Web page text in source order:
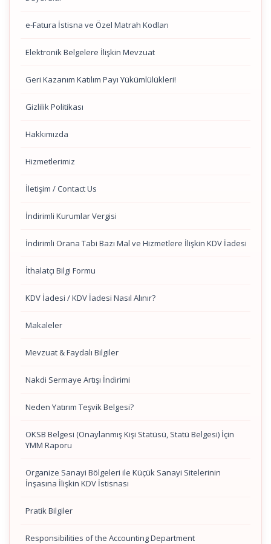
e-Fatura İstisna ve Özel Matrah Kodları
Elektronik Belgelere İlişkin Mevzuat
Geri Kazanım Katılım Payı Yükümlülükleri!
Gizlilik Politikası
Hakkımızda
Hizmetlerimiz
İletişim / Contact Us
İndirimli Kurumlar Vergisi
İndirimli Orana Tabi Bazı Mal ve Hizmetlere İlişkin KDV İadesi
İthalatçı Bilgi Formu
KDV İadesi / KDV İadesi Nasıl Alınır?
Makaleler
Mevzuat & Faydalı Bilgiler
Nakdi Sermaye Artışı İndirimi
Neden Yatırım Teşvik Belgesi?
OKSB Belgesi (Onaylanmış Kişi Statüsü, Statü Belgesi) İçin
YMM Raporu
Organize Sanayi Bölgeleri ile Küçük Sanayi Sitelerinin
İnşasına İlişkin KDV İstisnası
Pratik Bilgiler
Responsibilities of the Accounting Department